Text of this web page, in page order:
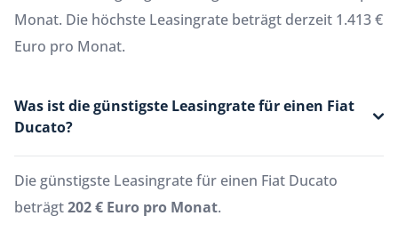
Monat. Die höchste Leasingrate beträgt derzeit 1.413 €
Euro pro Monat.
Was ist die günstigste Leasingrate für einen Fiat
Ducato?
Die günstigste Leasingrate für einen Fiat Ducato
beträgt202 € Euro pro Monat.